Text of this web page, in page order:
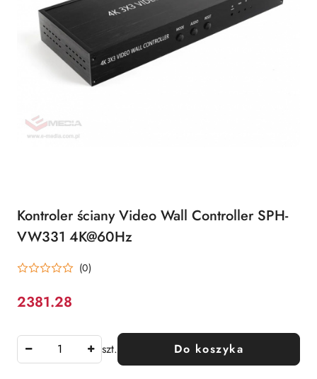
Kontroler ściany Video Wall Controller SPH-
VW331 4K@60Hz
(0)
Cena:
2381.28
szt. Do koszyka